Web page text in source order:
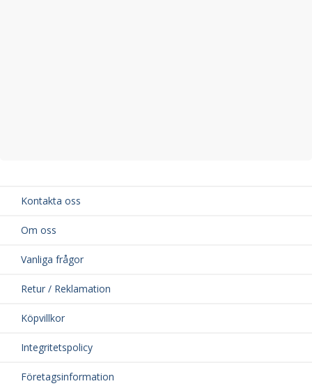
Kontakta oss
Om oss
Vanliga frågor
Retur / Reklamation
Köpvillkor
Integritetspolicy
Företagsinformation